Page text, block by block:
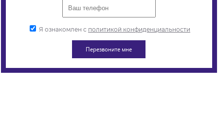
Я ознакомлен с политикой конфиденциальности